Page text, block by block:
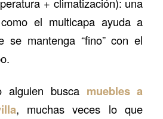
+ climatización): una
el multicapa ayuda a
se mantenga “fino” con el
alguien busca muebles a
, muchas veces lo que